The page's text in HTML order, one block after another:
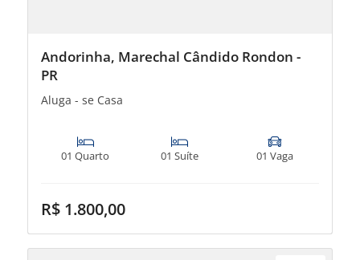
Andorinha, Marechal Cândido Rondon -
PR
Aluga - se Casa
01 Quarto 01 Suíte 01 Vaga
R$ 1.800,00